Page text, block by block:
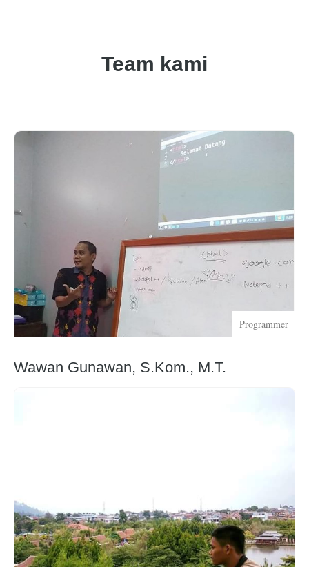
Team kami
Programmer
Wawan Gunawan, S.Kom., M.T.